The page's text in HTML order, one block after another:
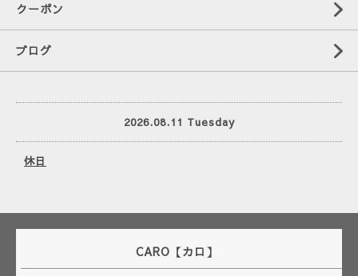
クーポン
ブログ
2026.08.11 Tuesday
休日
CARO【カロ】